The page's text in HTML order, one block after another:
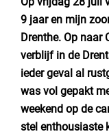
Nederland
België
Luxemburg
Frankrijk
9 jaar en mijn
Drenthe. Op naar
verblijf in de
ieder geval al
was vol gepakt
weekend op de
stel enthousiaste